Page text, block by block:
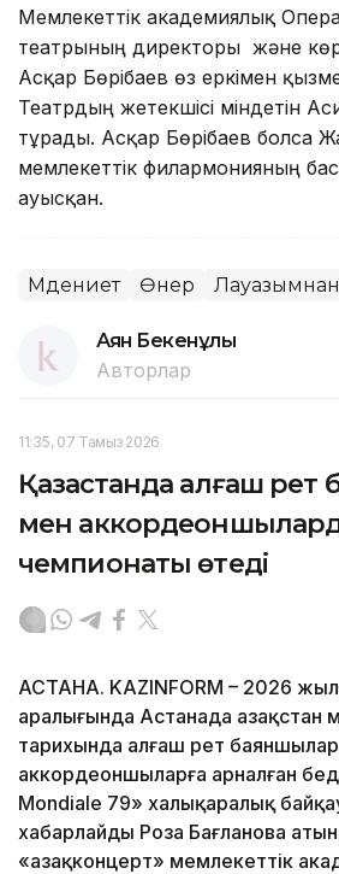
Мемлекеттік академиялық
театрының директоры және
Асқар Бөрібаев өз еркімен
Театрдың жетекшісі міндетін
тұрады. Асқар Бөрібаев болса
мемлекеттік филармонияның
ауысқан.
Мәдениет Өнер
Аян Бекенұлы
Авторлар
11:35, 07 Тамыз 2026
Қазақстанда алғаш
мен
чемпионаты өтеді
АСТАНА. KAZINFORM – 2026
аралығында Астанада Қазақстан
тарихында алғаш рет
аккордеоншыларға арналған
Mondiale 79» халықаралық
хабарлайды Роза Бағланова
«Қазақконцерт» мемлекеттік